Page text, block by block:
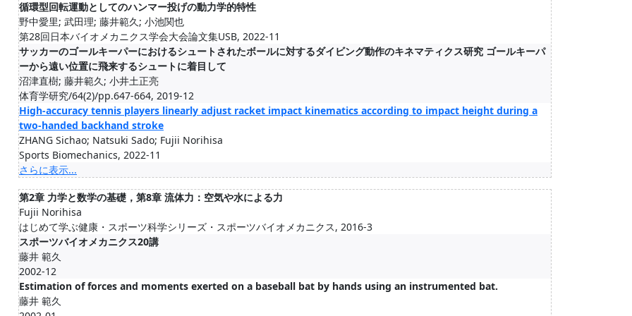
循環型回転運動としてのハンマー投げの動力学的特性
野中愛里; 武田理; 藤井範久; 小池関也
第28回日本バイオメカニクス学会大会論文集USB, 2022-11
サッカーのゴールキーパーにおけるシュートされたボールに対するダイビング動作のキネマティクス研究 ゴールキーパ
ーから遠い位置に飛来するシュートに着目して
沼津直樹; 藤井範久; 小井土正亮
体育学研究/64(2)/pp.647-664, 2019-12
High-accuracy tennis players linearly adjust racket impact kinematics according to impact height during a
two-handed backhand stroke
ZHANG Sichao; Natsuki Sado; Fujii Norihisa
Sports Biomechanics, 2022-11
さらに表示...
第2章 力学と数学の基礎，第8章 流体力：空気や水による力
Fujii Norihisa
はじめて学ぶ健康・スポーツ科学シリーズ・スポーツバイオメカニクス, 2016-3
スポーツバイオメカニクス20講
藤井 範久
2002-12
Estimation of forces and moments exerted on a baseball bat by hands using an instrumented bat.
藤井 範久